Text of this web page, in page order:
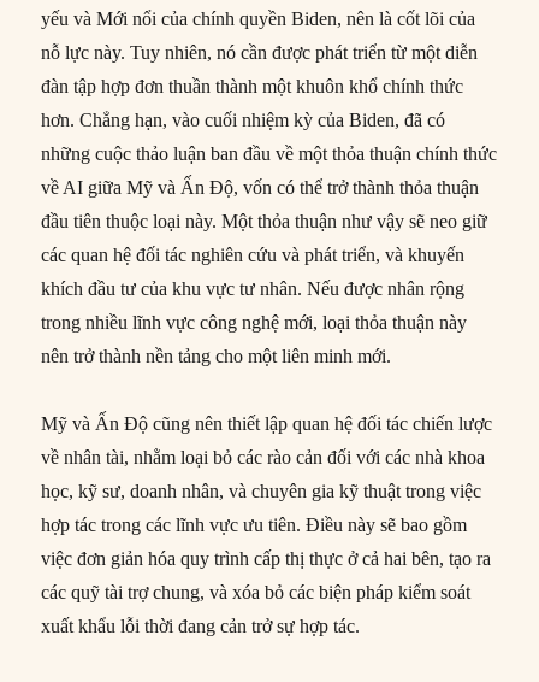
yếu và Mới nổi của chính quyền Biden, nên là cốt lõi của
nỗ lực này. Tuy nhiên, nó cần được phát triển từ một diễn
đàn tập hợp đơn thuần thành một khuôn khổ chính thức
hơn. Chẳng hạn, vào cuối nhiệm kỳ của Biden, đã có
những cuộc thảo luận ban đầu về một thỏa thuận chính thức
về AI giữa Mỹ và Ấn Độ, vốn có thể trở thành thỏa thuận
đầu tiên thuộc loại này. Một thỏa thuận như vậy sẽ neo giữ
các quan hệ đối tác nghiên cứu và phát triển, và khuyến
khích đầu tư của khu vực tư nhân. Nếu được nhân rộng
trong nhiều lĩnh vực công nghệ mới, loại thỏa thuận này
nên trở thành nền tảng cho một liên minh mới.
Mỹ và Ấn Độ cũng nên thiết lập quan hệ đối tác chiến lược
về nhân tài, nhằm loại bỏ các rào cản đối với các nhà khoa
học, kỹ sư, doanh nhân, và chuyên gia kỹ thuật trong việc
hợp tác trong các lĩnh vực ưu tiên. Điều này sẽ bao gồm
việc đơn giản hóa quy trình cấp thị thực ở cả hai bên, tạo ra
các quỹ tài trợ chung, và xóa bỏ các biện pháp kiểm soát
xuất khẩu lỗi thời đang cản trở sự hợp tác.